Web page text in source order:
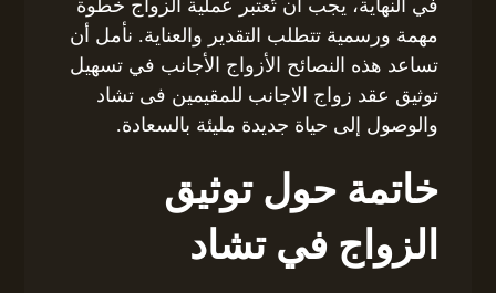
في النهاية، يجب أن تُعتبر عملية الزواج خطوة
مهمة ورسمية تتطلب التقدير والعناية. نأمل أن
تساعد هذه النصائح الأزواج الأجانب في تسهيل
توثيق عقد زواج الاجانب للمقيمين فى تشاد
والوصول إلى حياة جديدة مليئة بالسعادة.
خاتمة حول توثيق
الزواج في تشاد